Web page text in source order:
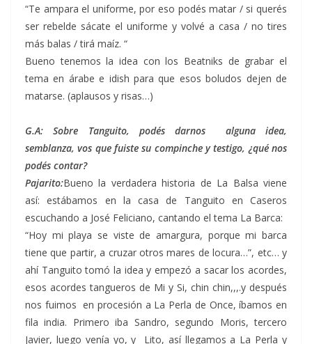
“Te ampara el uniforme, por eso podés matar / si querés
ser rebelde sácate el uniforme y volvé a casa / no tires
más balas / tirá maíz. “
Bueno tenemos la idea con los Beatniks de grabar el
tema en árabe e idish para que esos boludos dejen de
matarse. (aplausos y risas…)
G.A: Sobre Tanguito, podés darnos alguna idea,
semblanza, vos que fuiste su compinche y testigo, ¿qué nos
podés contar?
Pajarito:Bueno la verdadera historia de La Balsa viene
así: estábamos en la casa de Tanguito en Caseros
escuchando a José Feliciano, cantando el tema La Barca:
“Hoy mi playa se viste de amargura, porque mi barca
tiene que partir, a cruzar otros mares de locura…”, etc… y
ahí Tanguito tomó la idea y empezó a sacar los acordes,
esos acordes tangueros de Mi y Si, chin chin,,,.y después
nos fuimos en procesión a La Perla de Once, íbamos en
fila india. Primero iba Sandro, segundo Moris, tercero
Javier, luego venía yo, y Lito, así llegamos a La Perla y